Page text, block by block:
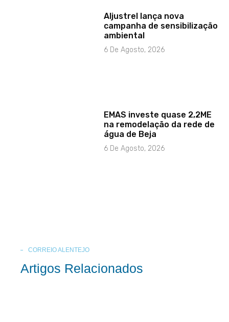
Aljustrel lança nova
campanha de sensibilização
ambiental
6 De Agosto, 2026
EMAS investe quase 2,2ME
na remodelação da rede de
água de Beja
6 De Agosto, 2026
CORREIO ALENTEJO
Artigos Relacionados